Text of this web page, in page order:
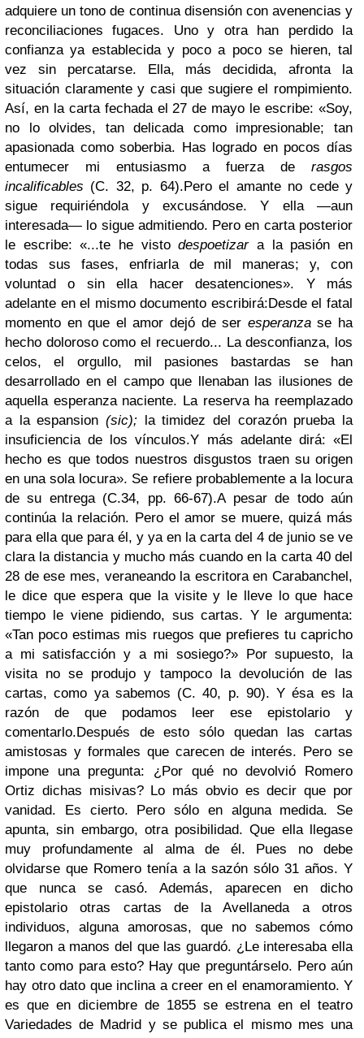
adquiere un tono de continua disensión con avenencias y
reconciliaciones fugaces. Uno y otra han perdido la
confianza ya establecida y poco a poco se hieren, tal
vez sin percatarse. Ella, más decidida, afronta la
situación claramente y casi que sugiere el rompimiento.
Así, en la carta fechada el 27 de mayo le escribe: «Soy,
no lo olvides, tan delicada como impresionable; tan
apasionada como soberbia. Has logrado en pocos días
entumecer mi entusiasmo a fuerza de rasgos
incalificables (C. 32, p. 64).Pero el amante no cede y
sigue requiriéndola y excusándose. Y ella —aun
interesada— lo sigue admitiendo. Pero en carta posterior
le escribe: «...te he vistodespoetizara la pasión en
todas sus fases, enfriarla de mil maneras; y, con
voluntad o sin ella hacer desatenciones». Y más
adelante en el mismo documento escribirá:Desde el fatal
momento en que el amor dejó de ser esperanzase ha
hecho doloroso como el recuerdo... La desconfianza, los
celos, el orgullo, mil pasiones bastardas se han
desarrollado en el campo que llenaban las ilusiones de
aquella esperanza naciente. La reserva ha reemplazado
a la espansion (sic); la timidez del corazón prueba la
insuficiencia de los vínculos.Y más adelante dirá: «El
hecho es que todos nuestros disgustos traen su origen
en una sola locura». Se refiere probablemente a la locura
de su entrega (C.34, pp. 66-67).A pesar de todo aún
continúa la relación. Pero el amor se muere, quizá más
para ella que para él, y ya en la carta del 4 de junio se ve
clara la distancia y mucho más cuando en la carta 40 del
28 de ese mes, veraneando la escritora en Carabanchel,
le dice que espera que la visite y le lleve lo que hace
tiempo le viene pidiendo, sus cartas. Y le argumenta:
«Tan poco estimas mis ruegos que prefieres tu capricho
a mi satisfacción y a mi sosiego?» Por supuesto, la
visita no se produjo y tampoco la devolución de las
cartas, como ya sabemos (C. 40, p. 90). Y ésa es la
razón de que podamos leer ese epistolario y
comentarlo.Después de esto sólo quedan las cartas
amistosas y formales que carecen de interés. Pero se
impone una pregunta: ¿Por qué no devolvió Romero
Ortiz dichas misivas? Lo más obvio es decir que por
vanidad. Es cierto. Pero sólo en alguna medida. Se
apunta, sin embargo, otra posibilidad. Que ella llegase
muy profundamente al alma de él. Pues no debe
olvidarse que Romero tenía a la sazón sólo 31 años. Y
que nunca se casó. Además, aparecen en dicho
epistolario otras cartas de la Avellaneda a otros
individuos, alguna amorosas, que no sabemos cómo
llegaron a manos del que las guardó. ¿Le interesaba ella
tanto como para esto? Hay que preguntárselo. Pero aún
hay otro dato que inclina a creer en el enamoramiento. Y
es que en diciembre de 1855 se estrena en el teatro
Variedades de Madrid y se publica el mismo mes una